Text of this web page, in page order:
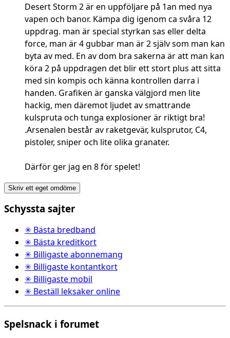
Desert Storm 2 är en uppföljare på 1an med nya
vapen och banor. Kämpa dig igenom ca svåra 12
uppdrag. man är special styrkan sas eller delta
force, man är 4 gubbar man är 2 själv som man kan
byta av med. En av dom bra sakerna är att man kan
köra 2 på uppdragen det blir ett stort plus att sitta
med sin kompis och känna kontrollen darra i
handen. Grafiken är ganska välgjord men lite
hackig, men däremot ljudet av smattrande
kulspruta och tunga explosioner är riktigt bra!
.Arsenalen består av raketgevär, kulsprutor, C4,
pistoler, sniper och lite olika granater.
Därför ger jag en 8 för spelet!
Skriv ett eget omdöme
Schyssta sajter
✳ Bästa bredband
✳ Bästa kreditkort
✳ Billigaste abonnemang
✳ Billigaste kontantkort
✳ Billigaste mobil
✳ Beställ leksaker online
Spelsnack i forumet